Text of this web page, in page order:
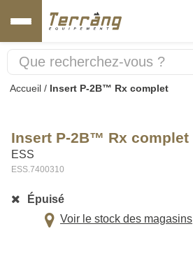
Accueil / Insert P-2B™ Rx complet
Insert P-2B™ Rx complet
ESS
ESS.7400310
Épuisé
Voir le stock des magasins